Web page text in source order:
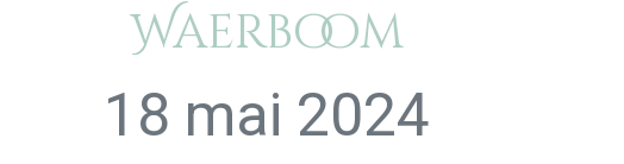
Waerboom
18 mai 2024